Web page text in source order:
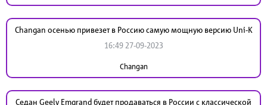
Changan осенью привезет в Россию самую мощную версию Uni-K
16:49 27-09-2023
Changan
Седан Geely Emgrand будет продаваться в России с классической